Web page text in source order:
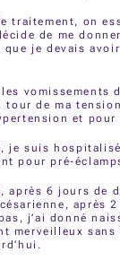
traitement, on
de me
que je devais
les vomissements
tour de ma
et pour
je suis
pour pré-
après 6 jours de
après
j’ai donné
merveilleux